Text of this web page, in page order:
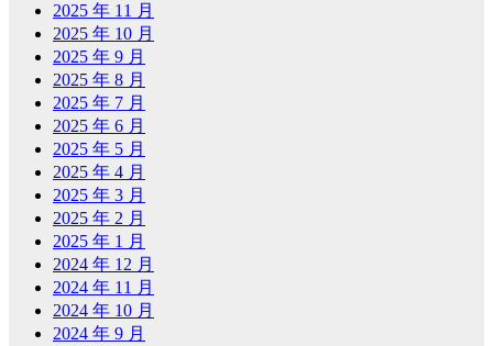
2025 年 11 月
2025 年 10 月
2025 年 9 月
2025 年 8 月
2025 年 7 月
2025 年 6 月
2025 年 5 月
2025 年 4 月
2025 年 3 月
2025 年 2 月
2025 年 1 月
2024 年 12 月
2024 年 11 月
2024 年 10 月
2024 年 9 月